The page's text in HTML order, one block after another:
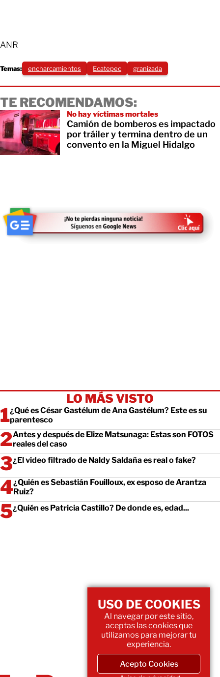
ANR
Temas: encharcamientos Ecatepec granizada
TE RECOMENDAMOS:
No hay víctimas mortales
Camión de bomberos es impactado
por tráiler y termina dentro de un
convento en la Miguel Hidalgo
LO MÁS VISTO
¿Qué es César Gastélum de Ana Gastélum? Este es su
parentesco
Antes y después de Elize Matsunaga: Estas son FOTOS
reales del caso
¿El video filtrado de Naldy Saldaña es real o fake?
¿Quién es Sebastián Fouilloux, ex esposo de Arantza
Ruiz?
¿Quién es Patricia Castillo? De donde es, edad...
USO DE COOKIES
Al navegar por este sitio,
aceptas las cookies que
utilizamos para mejorar tu
experiencia.
Acepto Cookies